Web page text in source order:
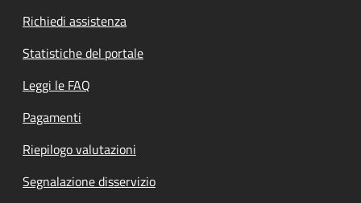
Richiedi assistenza
Statistiche del portale
Leggi le FAQ
Pagamenti
Riepilogo valutazioni
Segnalazione disservizio